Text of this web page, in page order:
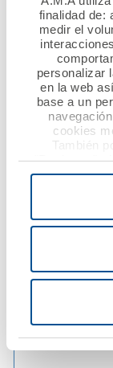
finalidad de:
medir el
personalizar
en la web
base a un
cookies
También
"Rechazar",
menos las
03 febrero 2020
Profesional
fisioterapeutas
Murcia